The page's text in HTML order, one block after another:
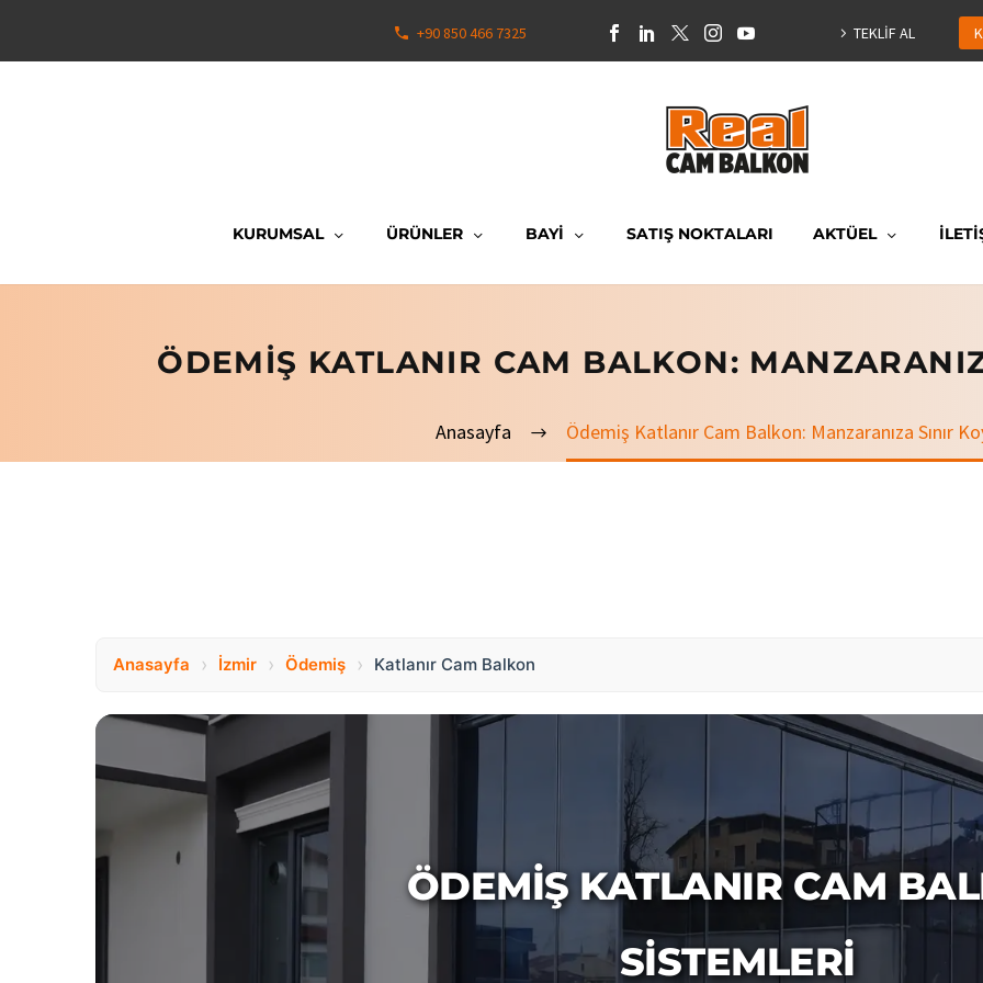
+90 850 466 7325 TEKLİF AL
KURUMSAL ÜRÜNLER BAYİ SATIŞ NOKTALARI AKTÜEL
ÖDEMIŞ KATLANIR CAM BALKON:
Anasayfa Ödemiş Katlanır Cam Balkon: Manzaranıza Sınır
Anasayfa › İzmir › Ödemiş › Katlanır Cam Balkon
ÖDEMIŞ KATLANIR CAM
SISTEMLERI